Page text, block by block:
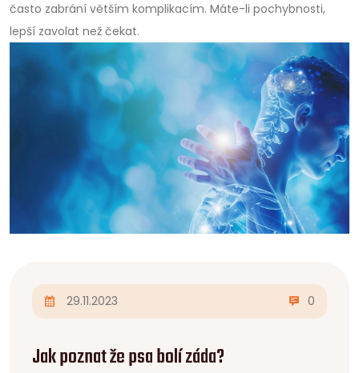
často zabrání větším komplikacím. Máte-li pochybnosti,
lepší zavolat než čekat.
29.11.2023 0
Jak poznat že psa bolí záda?